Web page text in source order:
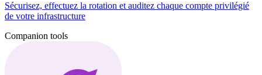
Sécurisez, effectuez la rotation et auditez chaque compte privilégié
de votre infrastructure
Companion tools